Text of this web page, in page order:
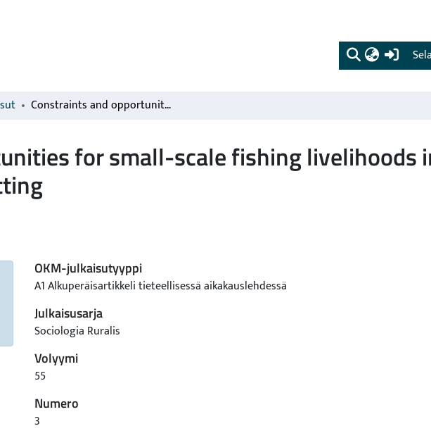
Constraints and opportunities for small-scale fishing livelihoods in a post-productivist coastal setting
for small-scale fishing livelihoods
OKM-julkaisutyyppi
A1 Alkuperäisartikkeli tieteellisessä aikakauslehdessä
Julkaisusarja
Sociologia Ruralis
Volyymi
55
Numero
3